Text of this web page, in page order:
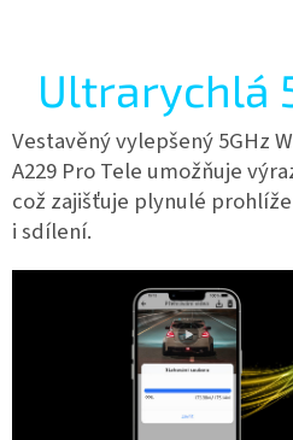
Ultrarychlá
Vestavěný vylepšený 5GHz
A229 Pro Tele umožňuje
což zajišťuje plynulé
i sdílení.